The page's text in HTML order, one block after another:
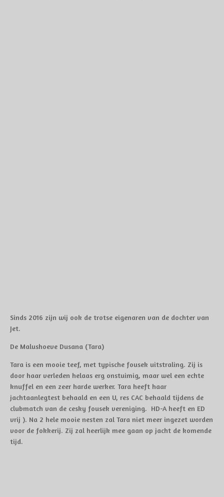
Sinds 2016 zijn wij ook de trotse eigenaren van de dochter van
Jet.
De Malushoeve Dusana (Tara)
Tara is een mooie teef, met typische fousek uitstraling. Zij is
door haar verleden helaas erg onstuimig, maar wel een echte
knuffel en een zeer harde werker. Tara heeft haar
jachtaanlegtest behaald en een U, res CAC behaald tijdens de
clubmatch van de cesky fousek vereniging. HD-A heeft en ED
vrij ). Na 2 hele mooie nesten zal Tara niet meer ingezet worden
voor de fokkerij. Zij zal heerlijk mee gaan op jacht de komende
tijd.